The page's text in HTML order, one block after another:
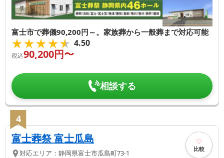
富士市で葬儀90,200円～。家族葬から一般葬まで対応可能
★★★★★
★★★★★ 4.50
税込90,200円〜
相談する
4
富士葬祭 富士瓜島
対応エリア： 静岡県富士市瓜島町73-1 比較